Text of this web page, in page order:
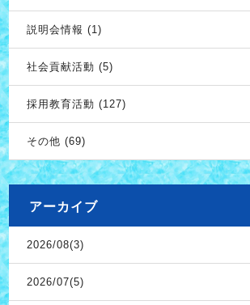
説明会情報 (1)
社会貢献活動 (5)
採用教育活動 (127)
その他 (69)
アーカイブ
2026/08(3)
2026/07(5)